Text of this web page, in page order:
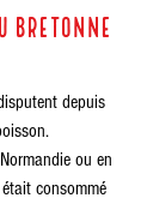
bretonne
depuis
ou en
consommé